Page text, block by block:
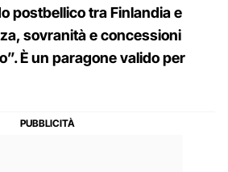
postbellico tra Finlandia e
sovranità e concessioni
È un paragone valido per